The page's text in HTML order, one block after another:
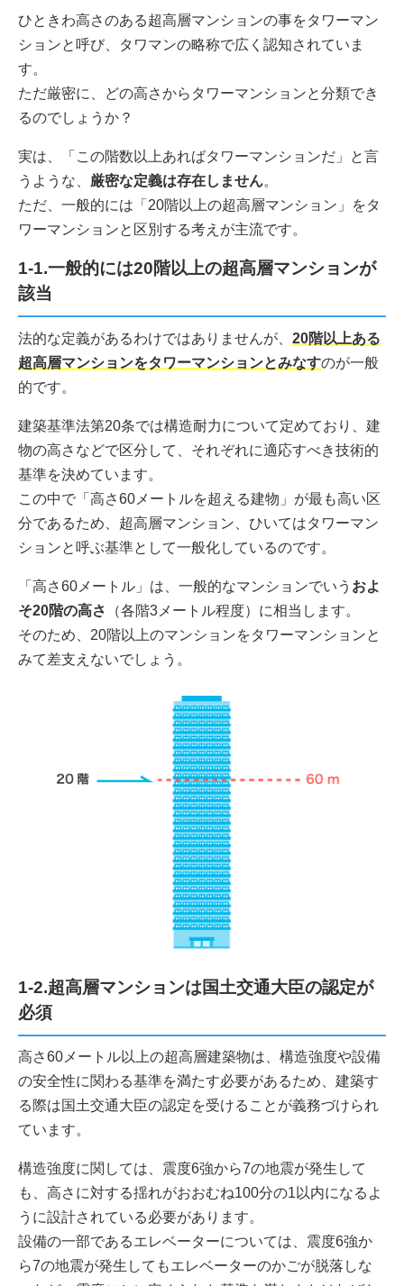
ひときわ高さのある超高層マンションの事をタワーマン
ションと呼び、タワマンの略称で広く認知されていま
す。
ただ厳密に、どの高さからタワーマンションと分類でき
るのでしょうか？
実は、「この階数以上あればタワーマンションだ」と言
うような、 厳密な定義は存在しません。
ただ、一般的には「20階以上の超高層マンション」をタ
ワーマンションと区別する考えが主流です。
1-1.一般的には20階以上の超高層マンションが
該当
法的な定義があるわけではありませんが、 20階以上ある
超高層マンションをタワーマンションとみなすのが一般
的です。
建築基準法第20条では構造耐力について定めており、建
物の高さなどで区分して、それぞれに適応すべき技術的
基準を決めています。
この中で「高さ60メートルを超える建物」が最も高い区
分であるため、超高層マンション、ひいてはタワーマン
ションと呼ぶ基準として一般化しているのです。
「高さ60メートル」は、一般的なマンションでいう およ
そ20階の高さ
（各階3メートル程度）に相当します。
そのため、20階以上のマンションをタワーマンションと
みて差支えないでしょう。
1-2.超高層マンションは国土交通大臣の認定が
必須
高さ60メートル以上の超高層建築物は、構造強度や設備
の安全性に関わる基準を満たす必要があるため、建築す
る際は国土交通大臣の認定を受けることが義務づけられ
ています。
構造強度に関しては、震度6強から7の地震が発生して
も、高さに対する揺れがおおむね100分の1以内になるよ
うに設計されている必要があります。
設備の一部であるエレベーターについては、震度6強か
ら7の地震が発生してもエレベーターのかごが脱落しな